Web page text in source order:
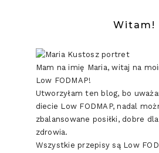
Witam!
Mam na imię Maria, witaj na
Low FODMAP!
Utworzyłam ten blog, bo
diecie Low FODMAP, nadal
zbalansowane posiłki, dobre
zdrowia.
Wszystkie przepisy są Low